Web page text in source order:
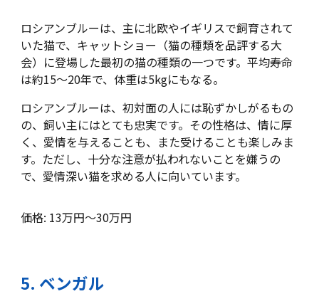
ロシアンブルーは、主に北欧やイギリスで飼育されて
いた猫で、キャットショー（猫の種類を品評する大
会）に登場した最初の猫の種類の一つです。平均寿命
は約15～20年で、体重は5kgにもなる。
ロシアンブルーは、初対面の人には恥ずかしがるもの
の、飼い主にはとても忠実です。その性格は、情に厚
く、愛情を与えることも、また受けることも楽しみま
す。ただし、十分な注意が払われないことを嫌うの
で、愛情深い猫を求める人に向いています。
価格: 13万円～30万円
5. ベンガル